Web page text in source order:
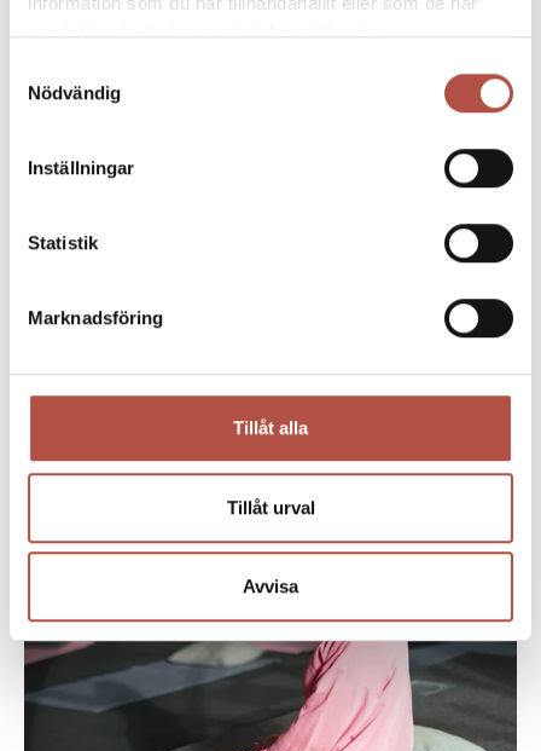
samlat in när du har använt deras tjänster.
Nödvändig
Inställningar
Statistik
Marknadsföring
Tillåt alla
Tillåt urval
Avvisa